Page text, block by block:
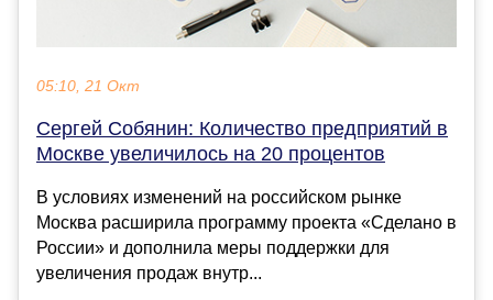
05:10, 21 Окт
Сергей Собянин: Количество предприятий в
Москве увеличилось на 20 процентов
В условиях изменений на российском рынке
Москва расширила программу проекта «Сделано в
России» и дополнила меры поддержки для
увеличения продаж внутр...